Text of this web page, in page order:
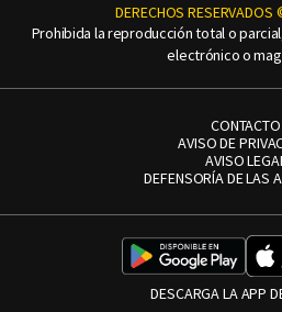
DERECHOS
Prohibida la reproducción total o
electrónico o
CONTACTO
AVISO DE
AVISO
DEFENSORÍA DE LAS
DESCARGA LA APP